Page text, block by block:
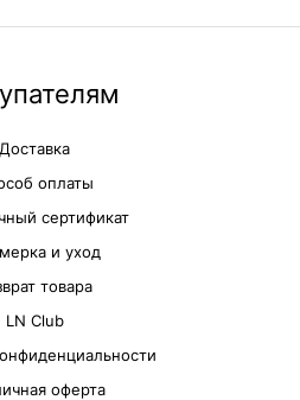
Доставка
оплаты
сертификат
и уход
товара
LN Club
оферта